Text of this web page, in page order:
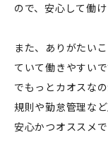
ので、安心して働け
また、ありがたい
ていて働きやすい
でもっとカオスな
規則や勤怠管理な
安心かつオススメ